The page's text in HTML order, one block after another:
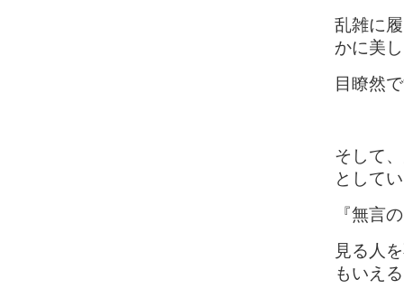
乱雑に
かに美
目瞭然
そして
として
『無言
見る人
もいえ